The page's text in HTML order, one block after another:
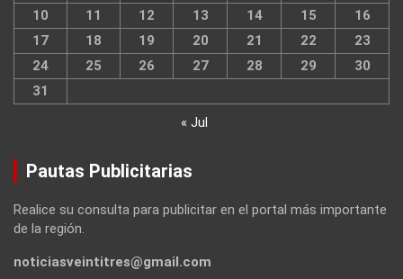
10
11 12 13 14 15
16
17
18 19 20 21 22
23
24
25 26 27 28 29
30
31
« Jul
Pautas Publicitarias
Realice su consulta para publicitar en el portal más importante
de la región.
noticiasveintitres@gmail.com